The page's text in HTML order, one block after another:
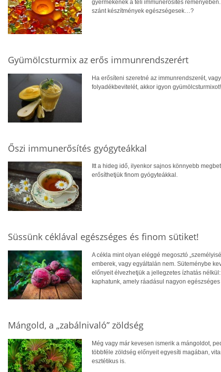
gyermekének a téli immunerősítés
szánt készítmények egészségesek…?
Gyümölcsturmix az erős immunrendszerért
Ha erősíteni szeretné az immunrendszerét,
folyadékbevitelét, akkor igyon
Őszi immunerősítés gyógyteákkal
Itt a hideg idő, ilyenkor sajnos könnyebb
erősíthetjük finom gyógyteákkal.
Süssünk céklával egészséges és finom sütiket!
A cékla mint olyan eléggé megosztó
emberek, vagy egyáltalán nem. Süteménybe
előnyeit élvezhetjük a jellegzetes ízhatás
kaphatunk, amely ráadásul nagyon egészséges
Mángold, a „zabálnivaló” zöldség
Még vagy már kevesen ismerik a mángoldot,
többféle zöldség előnyeit egyesíti magában,
esztétikus is.